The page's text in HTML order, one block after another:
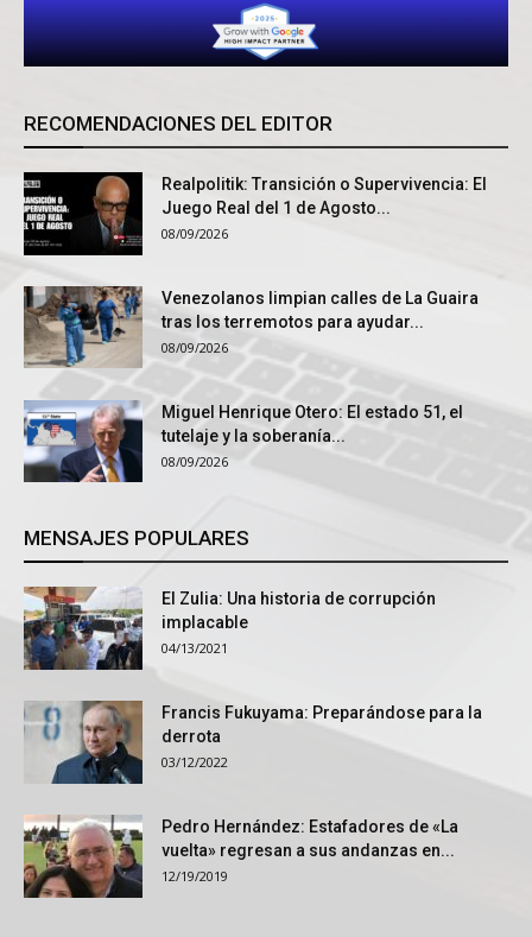
RECOMENDACIONES DEL EDITOR
Realpolitik: Transición o Supervivencia: El
Juego Real del 1 de Agosto...
08/09/2026
Venezolanos limpian calles de La Guaira
tras los terremotos para ayudar...
08/09/2026
Miguel Henrique Otero: El estado 51, el
tutelaje y la soberanía...
08/09/2026
MENSAJES POPULARES
El Zulia: Una historia de corrupción
implacable
04/13/2021
Francis Fukuyama: Preparándose para la
derrota
03/12/2022
Pedro Hernández: Estafadores de «La
vuelta» regresan a sus andanzas en...
12/19/2019